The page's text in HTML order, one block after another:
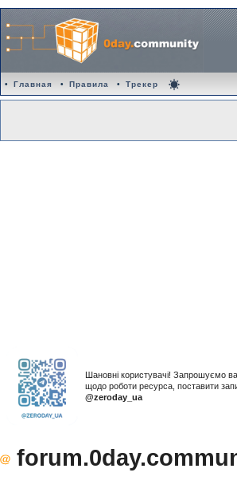
• Главная • Правила • Трекер
Шановні користувачі! Запрошуємо
щодо роботи ресурса, поставити
@zeroday_ua